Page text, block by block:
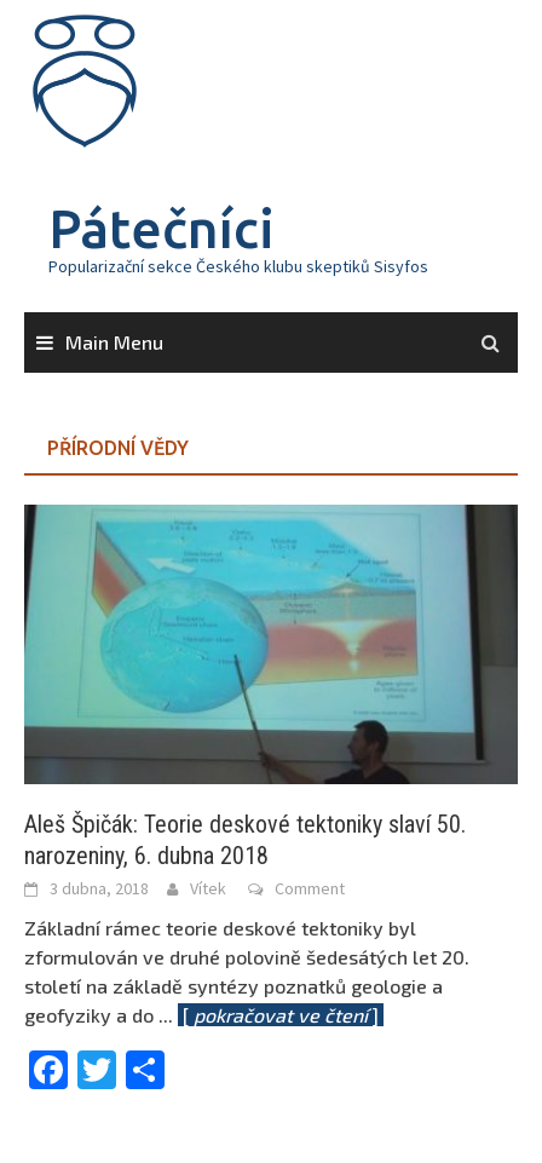
content
Pátečníci
Popularizační sekce Českého klubu skeptiků Sisyfos
Main Menu
PŘÍRODNÍ VĚDY
Aleš Špičák: Teorie deskové tektoniky slaví 50.
narozeniny, 6. dubna 2018
3 dubna, 2018 Vítek Comment
Základní rámec teorie deskové tektoniky byl
zformulován ve druhé polovině šedesátých let 20.
století na základě syntézy poznatků geologie a
geofyziky a do ... [ pokračovat ve čtení]
Facebook
Twitter